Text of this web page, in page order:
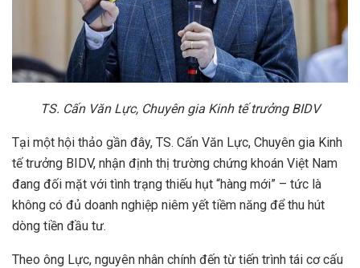
TS. Cấn Văn Lực, Chuyên gia Kinh tếtrưởng BIDV
Tại một hội thảo gần đây, TS. Cấn Văn Lực, Chuyên gia Kinh
tế trưởng BIDV, nhận định thị trường chứng khoán Việt Nam
đang đối mặt với tình trạng thiếu hụt “hàng mới” – tức là
không có đủ doanh nghiệp niêm yết tiềm năng để thu hút
dòng tiền đầu tư.
Theo ông Lực, nguyên nhân chính đến từ tiến trình tái cơ cấu